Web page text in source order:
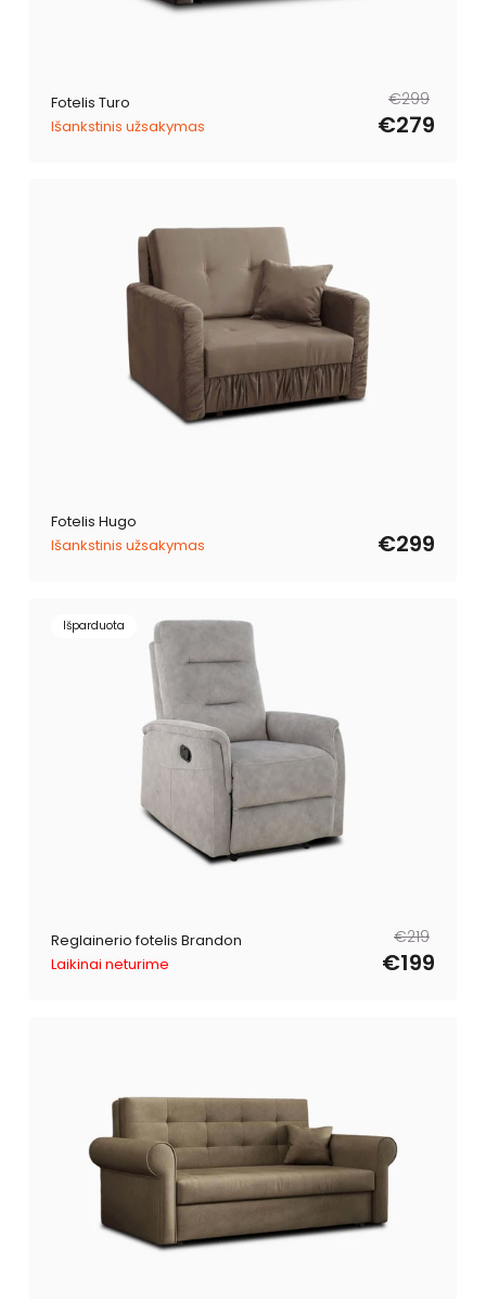
Fotelis Turo
Išankstinis užsakymas
Reguliari
kaina
€299
Išpardavimo
kaina€279
Fotelis Hugo
Išankstinis užsakymas
€299
Išparduota
Reglainerio fotelis Brandon
Laikinai neturime
Reguliari
€219
Išpardavimo
€199